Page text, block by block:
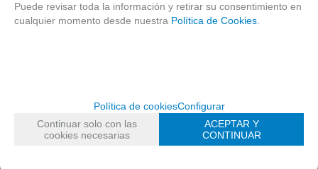
Semillas y raíces
CONTROL DE PLAGAS
Artículos agricultura
Herramientas, maquinaria y accesorios
Puede revisar toda la información y retirar su consentimiento en
cualquier momento desde nuestra Política de Cookies
Política de cookiesConfigurar
Continuar solo con las
cookies necesarias
ACEPTAR Y
CONTINUAR